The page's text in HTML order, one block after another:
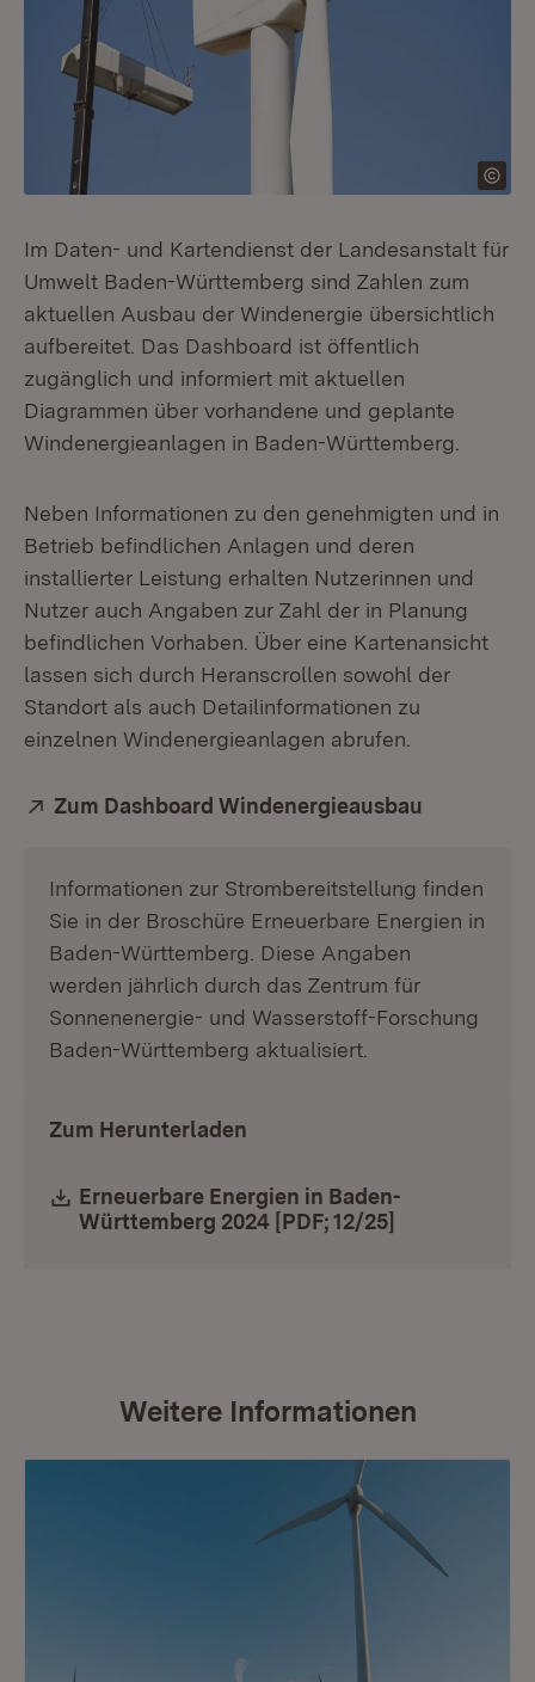
Im Daten- und Kartendienst der Landesanstalt für
Umwelt Baden-Württemberg sind Zahlen zum
aktuellen Ausbau der Windenergie übersichtlich
aufbereitet. Das Dashboard ist öffentlich
zugänglich und informiert mit aktuellen
Diagrammen über vorhandene und geplante
Windenergieanlagen in Baden-Württemberg.
Neben Informationen zu den genehmigten und in
Betrieb befindlichen Anlagen und deren
installierter Leistung erhalten Nutzerinnen und
Nutzer auch Angaben zur Zahl der in Planung
befindlichen Vorhaben. Über eine Karten­ansicht
lassen sich durch Heranscrollen sowohl der
Standort als auch Detailinformationen zu
einzelnen Windenergieanlagen abrufen.
Extern:
Zum Dashboard Windenergieausbau
Informationen zur Strombereitstellung finden
Sie in der Broschüre Erneuerbare Energien in
Baden-Württemberg. Diese Angaben
werden jährlich durch das Zentrum für
Sonnenenergie- und Wasserstoff-Forschung
Baden-Württemberg aktualisiert.
Zum Herunterladen
Download:
Erneuerbare Energien in Baden-
Württemberg 2024 [PDF; 12/25]
Weitere Informationen